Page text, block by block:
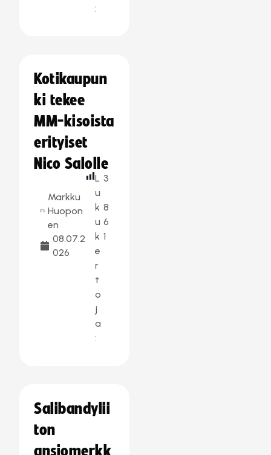
:
Kotikaupun
ki tekee
MM-kisoista
erityiset
Nico Salolle
Markku
Huopon
en
08.07.2
026
L
u
k
u
k
e
r
t
o
j
a
:
3
8
6
1
Salibandylii
ton
ansiomerkk